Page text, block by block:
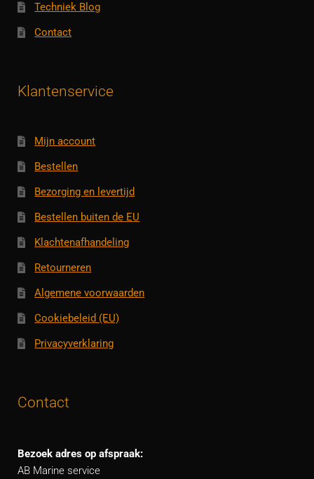
Techniek Blog
Contact
Klantenservice
Mijn account
Bestellen
Bezorging en levertijd
Bestellen buiten de EU
Klachtenafhandeling
Retourneren
Algemene voorwaarden
Cookiebeleid (EU)
Privacyverklaring
Contact
Bezoek adres op afspraak:
AB Marine service